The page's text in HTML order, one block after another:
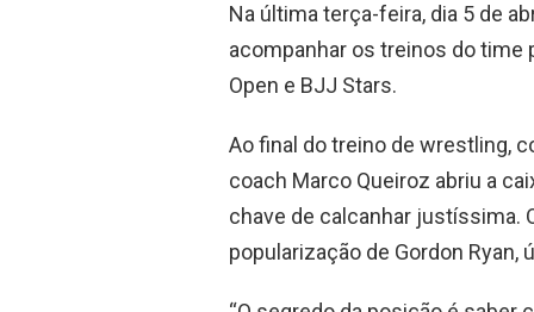
ce
b
o
o
k
at
s
A
p
p
Na última terça-feira, dia 5 de
acompanhar os treinos do time
Open e BJJ Stars.
Ao final do treino de wrestling,
coach Marco Queiroz abriu a
chave de calcanhar justíssima.
popularização de Gordon Ryan,